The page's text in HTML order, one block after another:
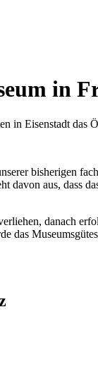
in
in Eisenstadt das
bisherigen
davon aus, dass
danach
das